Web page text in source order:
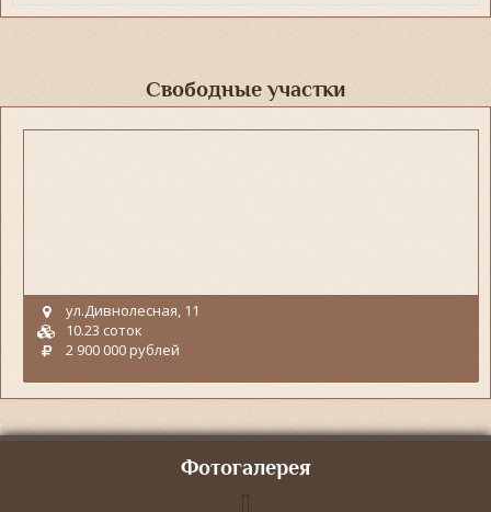
Свободные участки
ул.Дивнолесная, 11
10.23 соток
2 900 000 рублей
Фотогалерея